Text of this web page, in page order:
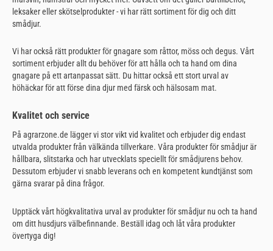
leksaker eller skötselprodukter - vi har rätt sortiment för dig och ditt
smådjur.
Vi har också rätt produkter för gnagare som råttor, möss och degus. Vårt
sortiment erbjuder allt du behöver för att hålla och ta hand om dina
gnagare på ett artanpassat sätt. Du hittar också ett stort urval av
höhäckar för att förse dina djur med färsk och hälsosam mat.
Kvalitet och service
På agrarzone.de lägger vi stor vikt vid kvalitet och erbjuder dig endast
utvalda produkter från välkända tillverkare. Våra produkter för smådjur är
hållbara, slitstarka och har utvecklats speciellt för smådjurens behov.
Dessutom erbjuder vi snabb leverans och en kompetent kundtjänst som
gärna svarar på dina frågor.
Upptäck vårt högkvalitativa urval av produkter för smådjur nu och ta hand
om ditt husdjurs välbefinnande. Beställ idag och låt våra produkter
övertyga dig!